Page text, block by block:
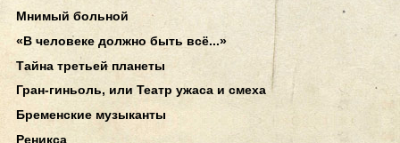
Мнимый больной
«В человеке должно быть всё...»
Тайна третьей планеты
Гран-гиньоль, или Театр ужаса и смеха
Бременские музыканты
Реникса